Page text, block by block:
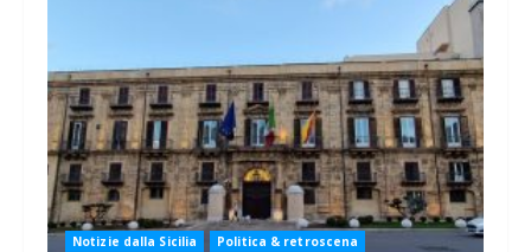
Notizie dalla Sicilia Politica & retroscena